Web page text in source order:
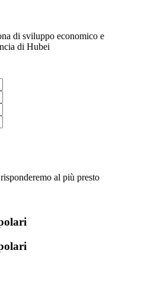
di sviluppo economico e
di Hubei
al più presto